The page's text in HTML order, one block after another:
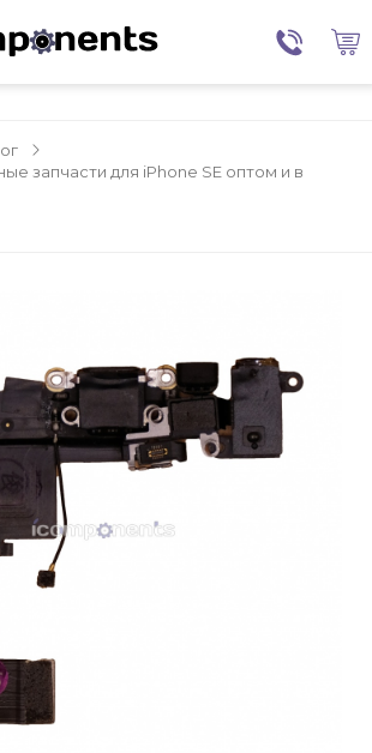
запчасти для iPhone SE оптом и в